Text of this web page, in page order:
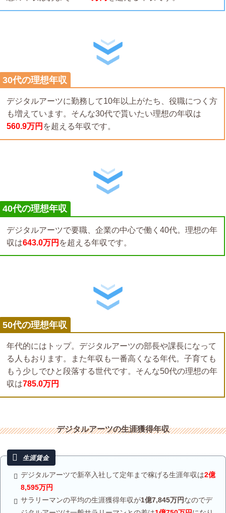
30代の理想年収
デジタルアーツに勤務して10年以上がたち、役職につく方
も増えています。そんな30代で貰いたい理想の年収は
560.9万円 を超える年収です。
40代の理想年収
デジタルアーツで要職、企業の中心で働く40代。理想の年
収は643.0万円 を超える年収です。
50代の理想年収
年代的にはトップ。デジタルアーツの部長や課長になって
る人もおります。また年収も一番高くなる年代。子育ても
もう少しでひと段落する世代です。そんな50代の理想の年
収は785.0万円
デジタルアーツの生涯獲得年収
デジタルアーツで新卒入社して定年まで稼げる生涯年収は2億
8,595万円
サラリーマンの平均の生涯獲得年収が1億7,845万円なのでデ